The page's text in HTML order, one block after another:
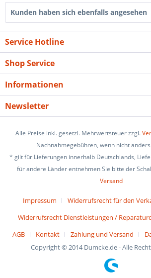
Kunden haben sich ebenfalls angesehen
Service Hotline
Shop Service
Informationen
Newsletter
Alle Preise inkl. gesetzl. Mehrwertsteuer zzgl.
Nachnahmegebühren, wenn nicht
* gilt für Lieferungen innerhalb Deutschlands,
für andere Länder entnehmen Sie bitte der
Versand
Impressum
Widerrufsrecht für den
Widerrufsrecht Dienstleistungen /
AGB
Kontakt Zahlung und Versand
Copyright © 2014 Dumcke.de - Alle